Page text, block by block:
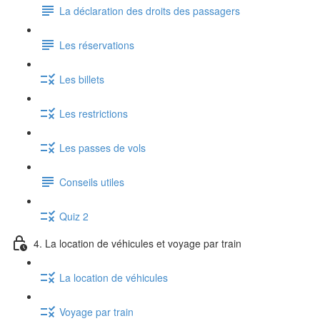
La déclaration des droits des passagers
Les réservations
Les billets
Les restrictions
Les passes de vols
Conseils utiles
Quiz 2
4. La location de véhicules et voyage par train
La location de véhicules
Voyage par train